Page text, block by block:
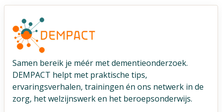
Samen bereik je méér met dementieonderzoek.
DEMPACT helpt met praktische tips,
ervaringsverhalen, trainingen én ons netwerk in de
zorg, het welzijnswerk en het beroepsonderwijs.